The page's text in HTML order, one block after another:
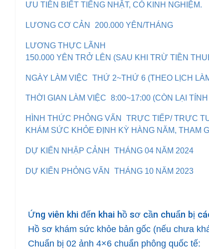
ƯU TIÊN BIẾT TIẾNG NHẬT, CÓ KINH NGHIỆM.
LƯƠNG CƠ CẢN 200.000 YÊN/THÁNG
LƯƠNG THỰC LÃNH
150.000 YÊN TRỞ LÊN (SAU KHI TRỪ TIỀN
NGÀY LÀM VIỆC THỨ 2~THỨ 6 (THEO LỊCH
THỜI GIAN LÀM VIỆC 8:00~17:00 (CÒN LẠI
HÌNH THỨC PHỎNG VẤN TRỰC TIẾP/ TRỰC
KHÁM SỨC KHỎE ĐỊNH KỲ HÀNG NĂM, THAM
DỰ KIẾN NHẬP CẢNH THÁNG 04 NĂM 2024
DỰ KIẾN PHỎNG VẤN THÁNG 10 NĂM 2023
Ứng viên khi đến khai hồ sơ cần chuẩn bị
Hồ sơ khám sức khỏe bản gốc (nếu chưa
Chuẩn bị 02 ảnh 4×6 chuẩn phông quốc tế: